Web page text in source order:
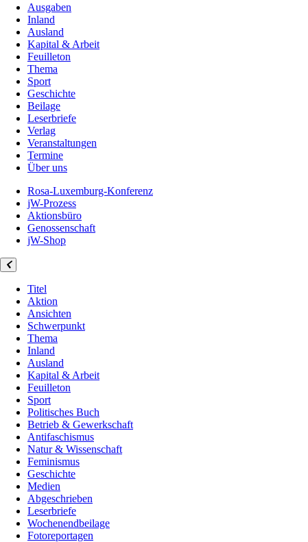
Ausgaben
Inland
Ausland
Kapital & Arbeit
Feuilleton
Thema
Sport
Geschichte
Beilage
Leserbriefe
Verlag
Veranstaltungen
Termine
Über uns
Rosa-Luxemburg-Konferenz
jW-Prozess
Aktionsbüro
Genossenschaft
jW-Shop
Titel
Aktion
Ansichten
Schwerpunkt
Thema
Inland
Ausland
Kapital & Arbeit
Feuilleton
Sport
Politisches Buch
Betrieb & Gewerkschaft
Antifaschismus
Natur & Wissenschaft
Feminismus
Geschichte
Medien
Abgeschrieben
Leserbriefe
Wochenendbeilage
Fotoreportagen